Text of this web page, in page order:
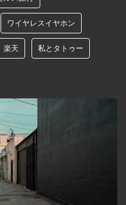
ワイヤレスイヤホン
楽天 私とタトゥー